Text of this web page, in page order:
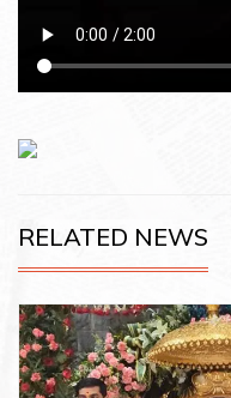
RELATED NEWS